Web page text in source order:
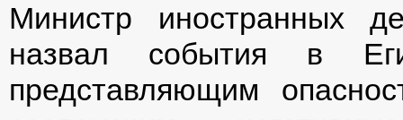
Министр иностранных
назвал события в
представляющим